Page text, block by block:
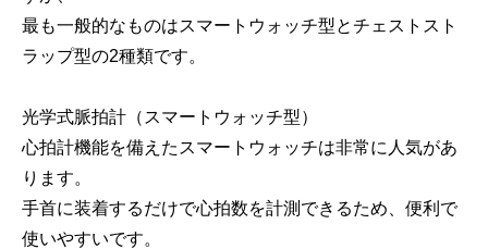
最も一般的なものはスマートウォッチ型とチェストスト
ラップ型の2種類です。
光学式脈拍計（スマートウォッチ型）
心拍計機能を備えたスマートウォッチは非常に人気があ
ります。
手首に装着するだけで心拍数を計測できるため、便利で
使いやすいです。